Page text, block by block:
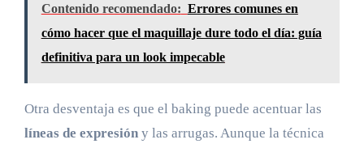
Contenido recomendado: Errores comunes en
cómo hacer que el maquillaje dure todo el día: guía
definitiva para un look impecable
Otra desventaja es que el baking puede acentuar las
líneas de expresióny las arrugas. Aunque la técnica